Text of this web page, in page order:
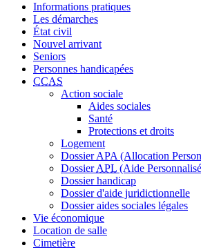
Informations pratiques
Les démarches
État civil
Nouvel arrivant
Seniors
Personnes handicapées
CCAS
Action sociale
Aides sociales
Santé
Protections et droits
Logement
Dossier APA (Allocation
DossierAPL (Aide
Dossier handicap
Dossier d'aide juridictionnelle
Dossier aides sociales légales
Vie économique
Location de salle
Cimetière